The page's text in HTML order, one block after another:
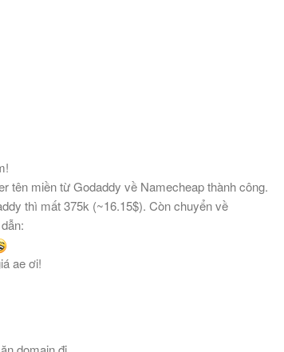
tên miền từ Godaddy về Namecheap thành công.
thì mất 375k (~16.15$). Còn chuyển về
ae ơi!